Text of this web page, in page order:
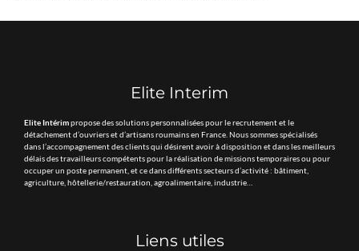
Elite Interim
Elite Intérimpropose des solutions personnalisées pour le recrutement et le
détachement d’ouvriers et d’artisans roumains en France. Nous sommes spécialisés
dans l’accompagnement des clients qui désirent avoir à disposition et dans les meilleurs
délais des travailleurs compétents pour la réalisation de missions temporaires ou pour
occuper un poste permanent, et ce dans différents secteurs d’activité : bâtiment,
agriculture, hôtellerie/restauration, agroalimentaire, industrie…
Liens utiles